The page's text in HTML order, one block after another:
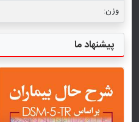
وزن:
پیشنهاد ما